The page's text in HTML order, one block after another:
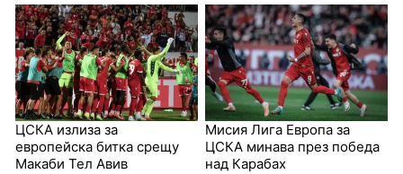
ЦСКА излиза за
европейска битка срещу
Макаби Тел Авив
Мисия Лига Европа за
ЦСКА минава през победа
над Карабах